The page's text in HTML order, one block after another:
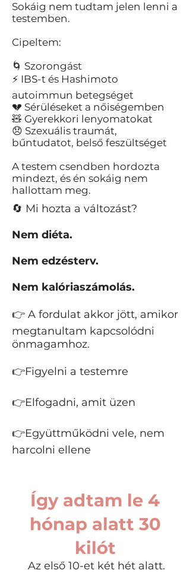
Sokáig nem tudtam jelen lenni a
testemben.
Cipeltem:​
🌀 Szorongást
⚡ IBS-t és Hashimoto
autoimmun betegséget
💔 Sérüléseket a nőiségemben
🧸 Gyerekkori lenyomatokat
😞 Szexuális traumát,
bűntudatot, belső feszültséget
A testem csendben hordozta
mindezt, és én sokáig nem
hallottam meg.
🔄 Mi hozta a változást?
Nem diéta.
Nem edzésterv.
Nem kalóriaszámolás.
👉 A fordulat akkor jött, amikor
megtanultam kapcsolódni
önmagamhoz.
👉Figyelni a testemre
👉Elfogadni, amit üzen
👉Együttműködni vele, nem
harcolni ellene
Így adtam le 4
hónap alatt 30
kilót
Az első 10-et két hét alatt.